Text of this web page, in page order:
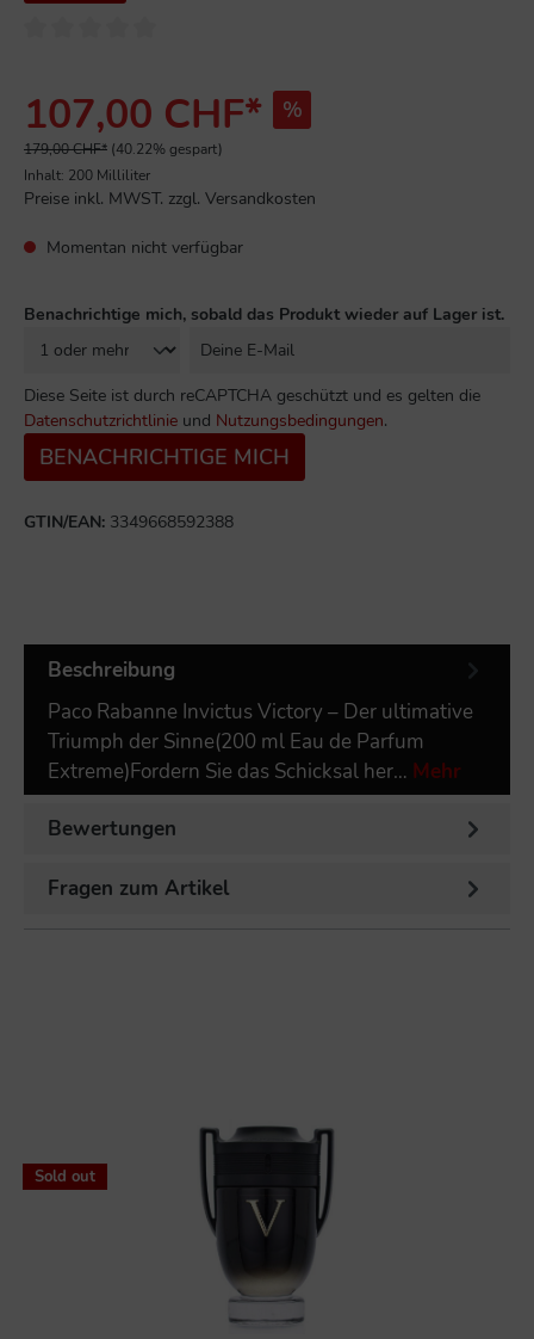
107,00 CHF* %
179,00 CHF* (40.22% gespart)
Inhalt: 200 Milliliter
Preise inkl. MWST. zzgl. Versandkosten
Momentan nicht verfügbar
Benachrichtige mich, sobald das Produkt wieder auf Lager ist.
Diese Seite ist durch reCAPTCHA geschützt und es gelten die
Datenschutzrichtlinie und Nutzungsbedingungen.
BENACHRICHTIGE MICH
GTIN/EAN: 3349668592388
Beschreibung
Paco Rabanne Invictus Victory – Der ultimative
Triumph der Sinne(200 ml Eau de Parfum
Extreme)Fordern Sie das Schicksal her… Mehr
Bewertungen
Fragen zum Artikel
Sold out